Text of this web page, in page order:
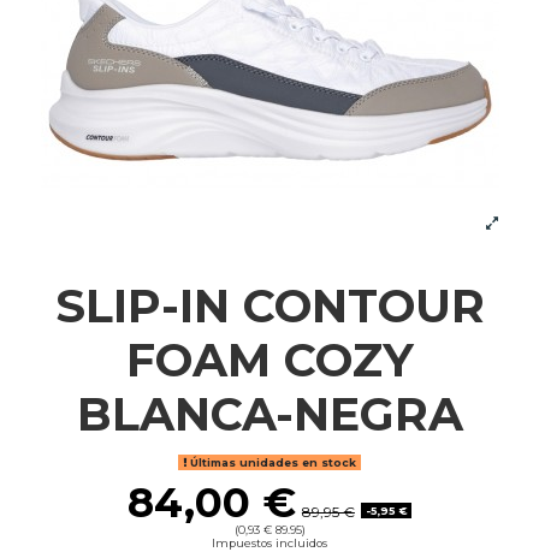
SLIP-IN CONTOUR
FOAM COZY
BLANCA-NEGRA
Últimas unidades en stock
84,00 € 89,95 €
-5,95 €
(0,93 € 89.95)
Impuestos incluidos